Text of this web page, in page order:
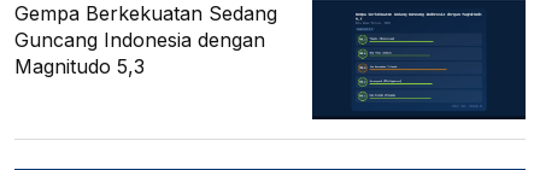
Gempa Berkekuatan Sedang
Guncang Indonesia dengan
Magnitudo 5,3